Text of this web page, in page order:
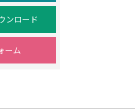
ンロード
ーム